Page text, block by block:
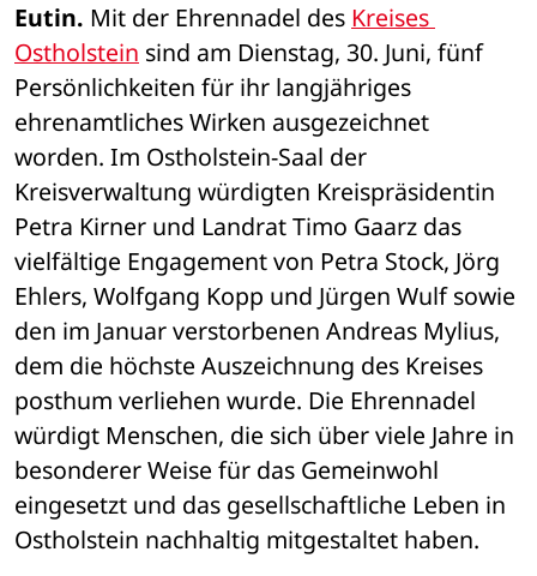
Eutin. Mit der Ehrennadel des Kreises
Ostholstein sind am Dienstag, 30. Juni, fünf
Persönlichkeiten für ihr langjähriges
ehrenamtliches Wirken ausgezeichnet
worden. Im Ostholstein-Saal der
Kreisverwaltung würdigten Kreispräsidentin
Petra Kirner und Landrat Timo Gaarz das
vielfältige Engagement von Petra Stock, Jörg
Ehlers, Wolfgang Kopp und Jürgen Wulf sowie
den im Januar verstorbenen Andreas Mylius,
dem die höchste Auszeichnung des Kreises
posthum verliehen wurde. Die Ehrennadel
würdigt Menschen, die sich über viele Jahre in
besonderer Weise für das Gemeinwohl
eingesetzt und das gesellschaftliche Leben in
Ostholstein nachhaltig mitgestaltet haben.